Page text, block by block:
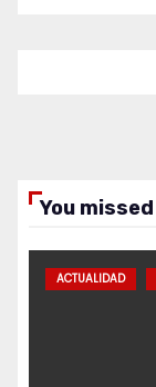
You missed
ACTUALIDAD